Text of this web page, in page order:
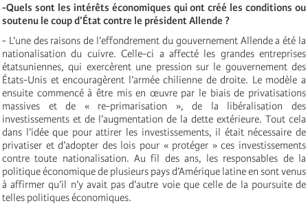
-Quels sont les intérêts économiques qui ont créé les conditions ou
soutenu le coup d’État contre le président Allende ?
- L’une des raisons de l’effondrement du gouvernement Allende a été la
nationalisation du cuivre. Celle-ci a affecté les grandes entreprises
étatsuniennes, qui exercèrent une pression sur le gouvernement des
États-Unis et encouragèrent l’armée chilienne de droite. Le modèle a
ensuite commencé à être mis en œuvre par le biais de privatisations
massives et de « re-primarisation », de la libéralisation des
investissements et de l’augmentation de la dette extérieure. Tout cela
dans l’idée que pour attirer les investissements, il était nécessaire de
privatiser et d’adopter des lois pour « protéger » ces investissements
contre toute nationalisation. Au fil des ans, les responsables de la
politique économique de plusieurs pays d’Amérique latine en sont venus
à affirmer qu’il n’y avait pas d’autre voie que celle de la poursuite de
telles politiques économiques.